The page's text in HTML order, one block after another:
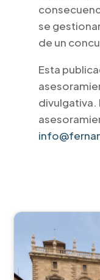
se
de un
Esta
divulgativa.